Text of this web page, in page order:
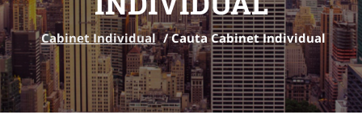
Cabinet Individual /Cauta Cabinet Individual